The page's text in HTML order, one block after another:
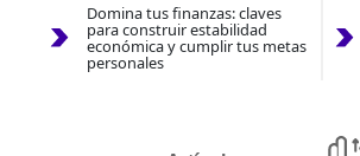
Domina tus finanzas: claves
para construir estabilidad
económica y cumplir tus metas
personales